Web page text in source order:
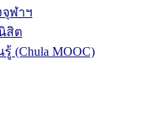
ฬาฯ
สิต
(Chula MOOC)